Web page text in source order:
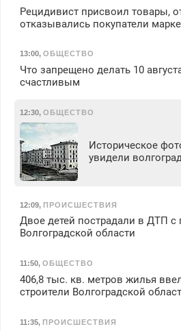
Рецидивист присвоил товары,
отказывались покупатели
13:00, ОБЩЕСТВО
Что запрещено делать 10
счастливым
12:30, ОБЩЕСТВО
Историческое
увидели
12:09, ПРОИСШЕСТВИЯ
Двое детей пострадали в ДТП с
Волгоградской области
11:50, ОБЩЕСТВО
406,8 тыс. кв. метров жилья
строители Волгоградской
11:35, ПРОИСШЕСТВИЯ